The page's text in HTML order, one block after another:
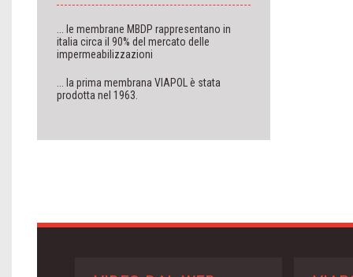
... le membrane MBDP rappresentano in
italia circa il 90% del mercato delle
impermeabilizzazioni
... la prima membrana VIAPOL è stata
prodotta nel 1963.